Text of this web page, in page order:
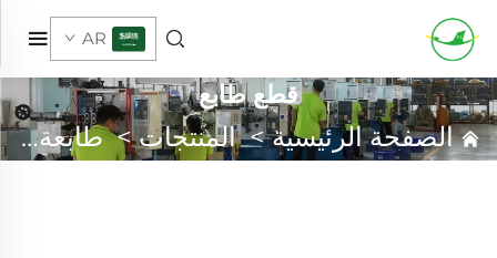
AR
قطع طابع
الصفحة الرئيسية>المنتجات>طابعة معدنية